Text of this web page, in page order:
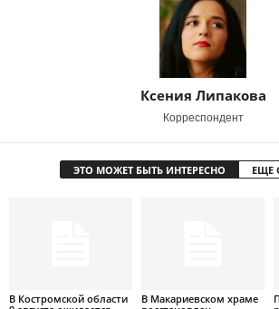
Ксения Липакова
Корреспондент
ЭТО МОЖЕТ БЫТЬ ИНТЕРЕСНО ЕЩЕ
В Костромской области
В Макариевском храме